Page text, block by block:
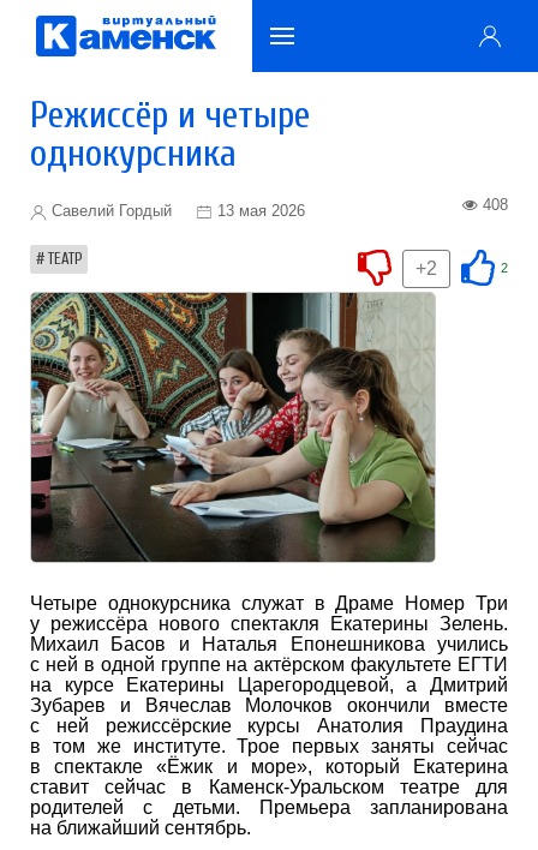
Режиссёр и четыре
однокурсника
Савелий Гордый 13 мая 2026 408
ТЕАТР 2
+2
Четыре однокурсника служат в Драме Номер Три
у режиссёра нового спектакля Екатерины Зелень.
Михаил Басов и Наталья Епонешникова учились
с ней в одной группе на актёрском факультете ЕГТИ
на курсе Екатерины Царегородцевой, а Дмитрий
Зубарев и Вячеслав Молочков окончили вместе
с ней режиссёрские курсы Анатолия Праудина
в том же институте. Трое первых заняты сейчас
в спектакле «Ёжик и море», который Екатерина
ставит сейчас в Каменск-Уральском театре для
родителей с детьми. Премьера запланирована
на ближайший сентябрь.